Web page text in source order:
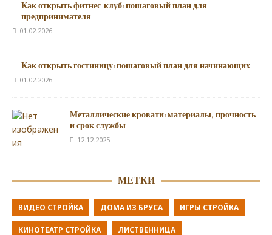
Как открыть фитнес-клуб: пошаговый план для
предпринимателя
01.02.2026
Как открыть гостиницу: пошаговый план для начинающих
01.02.2026
Металлические кровати: материалы, прочность
и срок службы
12.12.2025
МЕТКИ
ВИДЕО СТРОЙКА ДОМА ИЗ БРУСА ИГРЫ СТРОЙКА
КИНОТЕАТР СТРОЙКА ЛИСТВЕННИЦА